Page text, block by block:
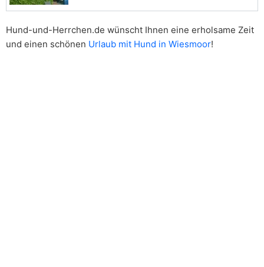
Hund-und-Herrchen.de wünscht Ihnen eine erholsame Zeit
und einen schönen Urlaub mit Hund in Wiesmoor!